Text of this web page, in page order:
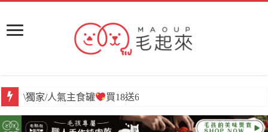
\獨家/人氣主食罐 買18送6